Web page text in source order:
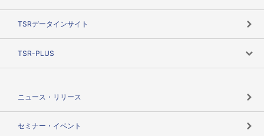
TSRデータインサイト
TSR-PLUS
ニュース・リリース
セミナー・イベント